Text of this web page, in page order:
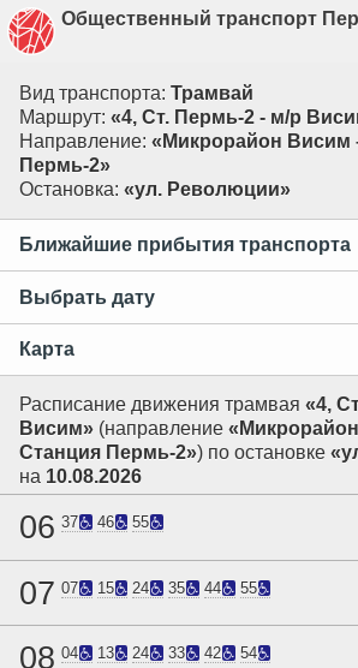
Общественный транспорт
Вид транспорта: Трамвай
Маршрут: «4, Ст. Пермь-2 - м/р
Направление: «Микрорайон Висим
Пермь-2»
Остановка: «ул. Революции»
Ближайшие прибытия транспорта
Выбрать дату
Карта
Расписание движения трамвая «4,
Висим» (направление
Станция Пермь-2») по остановке
на 10.08.2026
06 37 46 55
07 07 15 24 35 44 55
08 04 13 24 33 42 54